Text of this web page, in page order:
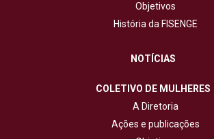
Objetivos
História da FISENGE
NOTÍCIAS
COLETIVO DE MULHERES
A Diretoria
Ações e publicações